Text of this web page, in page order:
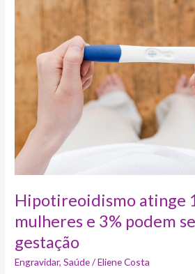
Hipotireoidismo atinge
mulheres e 3% podem
gestação
Engravidar,Saúde/Eliene Costa
15%
mulheres
ser
afetadas
gestação